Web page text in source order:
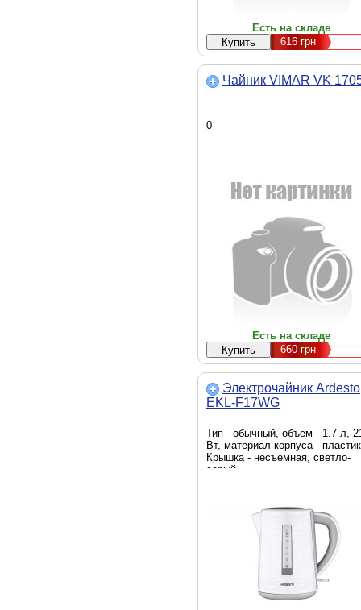
Есть на складе
616грн
Чайник VIMAR VK
0
Есть на складе
660грн
Электрочайник Ardesto
EKL-F17WG
Тип - обычный, объем - 1.7 л,
Вт, материал корпуса -
Крышка - несъемная, светло-
серый